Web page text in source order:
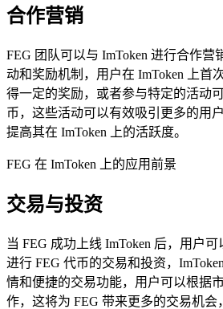
合作营销
FEG 团队可以与 ImToken 进行合作营
动和奖励机制，用户在 ImToken 上首
得一定的奖励，或者参与特定的活动
币，这些活动可以有效吸引更多的用
提高其在 ImToken 上的活跃度。
FEG 在 ImToken 上的应用前景
交易与投资
当 FEG 成功上线 ImToken 后，用户
进行 FEG 代币的交易和投资，
情和便捷的交易功能，用户可以根据
作，这将为 FEG 带来更多的交易机会